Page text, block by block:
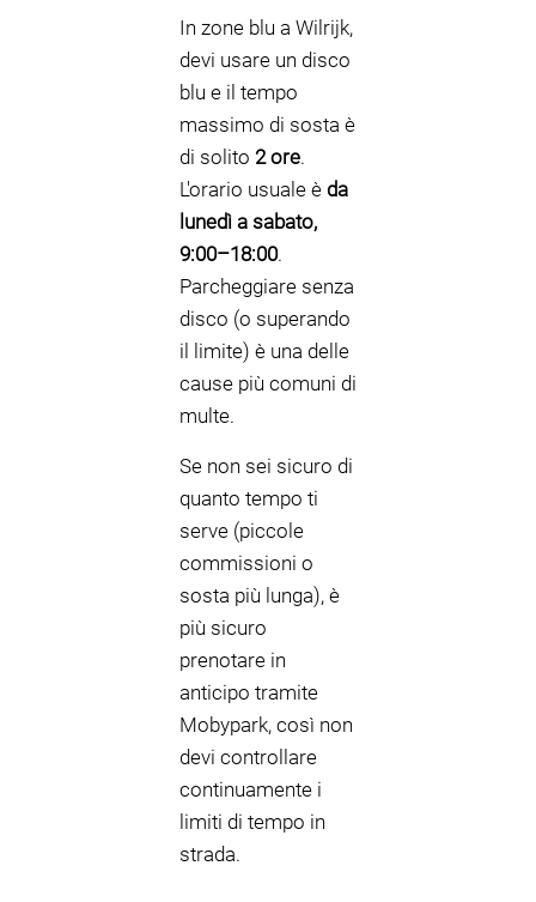
In zone blu a Wilrijk,
devi usare un disco
blu e il tempo
massimo di sosta è
di solito 2 ore.
L'orario usuale è da
lunedì a sabato,
9:00–18:00.
Parcheggiare senza
disco (o superando
il limite) è una delle
cause più comuni di
multe.
Se non sei sicuro di
quanto tempo ti
serve (piccole
commissioni o
sosta più lunga), è
più sicuro
prenotare in
anticipo tramite
Mobypark, così non
devi controllare
continuamente i
limiti di tempo in
strada.